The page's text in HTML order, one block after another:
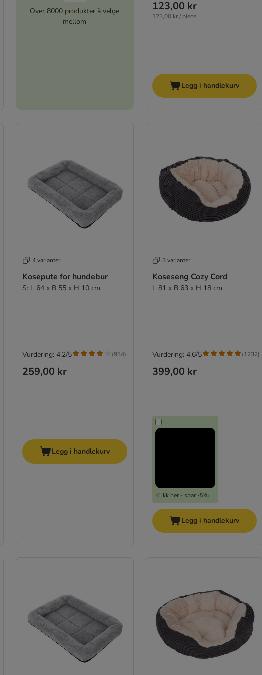
Over 8000 produkter å velge
mellom
123,00 kr
123,00 kr / piece
Legg i handlekurv
4 varianter
Kosepute for hundebur
S: L 64 x B 55 x H 10 cm
259,00 kr
Vurdering: 4.2/5 (934)
Legg i handlekurv
3 varianter
Koseseng Cozy Cord
L 81 x B 63 x H 18 cm
399,00 kr
Klikk her - spar -5%
Vurdering: 4.6/5 (1232)
Legg i handlekurv